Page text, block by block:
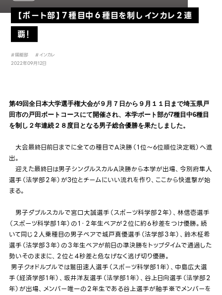
【ボート部】７種目中６種目を制しインカレ２連
覇！
#端艇部
#インカレ
2022年09月12日
第49回全日本大学選手権大会が９月７日から９月１１日まで埼玉県戸
田市の戸田ボートコースにて開催され、本学ボート部が7種目中6種目
を制し２年連続２８度目となる男子総合優勝を果たしました。
大会最終日前日までに全ての種目でA決勝（１位～6位順位決定戦）へ進
出。
迎えた最終日は男子シングルスカルA決勝から本学が出場、今別府隼人
選手（法学部２年）が3位とチームにいい流れを作り、ここから快進撃が始
まる。
男子ダブルスカルで宮口大誠選手（スポーツ科学部２年）、林信壱選手
（スポーツ科学部１年）の１・２年生ペアが２位に約６秒差をつけ優勝。続
いて同じ２人乗種目の男子ペアで城戸真優選手（法学部３年）、鈴木柾希
選手（法学部３年）の３年生ペアが前日の準決勝をトップタイムで通過した
勢いそのままに、２位と４秒差と危なげなく逃げ切り優勝。
男子クォドルプルでは鷲田速人選手（スポーツ科学部１年）、中島広大選
手（経済学部１年）、坂井洋友選手（法学部１年）、谷上日向選手（法学部２
年）が出場、メンバー唯一の２年生である谷上選手が舳手※でメンバーを